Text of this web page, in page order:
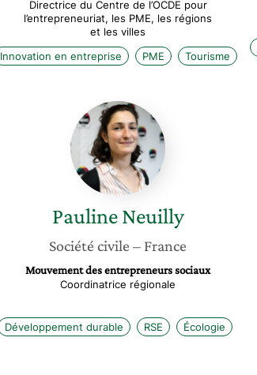
Directrice du Centre de l’OCDE pour
l’entrepreneuriat, les PME, les régions
et les villes
Innovation en entreprise
PME Tourisme
Pauline
Neuilly
Pauline Neuilly
Société civile – France
Mouvement des entrepreneurs sociaux
Coordinatrice régionale
Développement durable RSE Écologie